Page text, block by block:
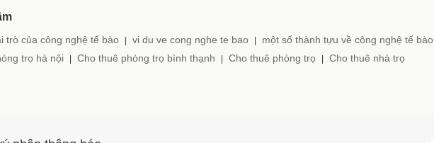
trò của công nghệ tế bào vi du ve cong nghe te bao một số thành tựu về công nghệ tế bào
trọ hà nội Cho thuê phòng trọ bình thạnh Cho thuê phòng trọ Cho thuê nhà trọ